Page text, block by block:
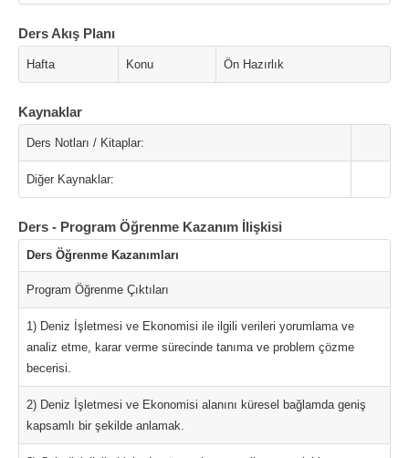
Ders Akış Planı
Hafta Konu Ön Hazırlık
Kaynaklar
Ders Notları / Kitaplar:
Diğer Kaynaklar:
Ders - Program Öğrenme Kazanım İlişkisi
Ders Öğrenme Kazanımları
Program Öğrenme Çıktıları
1) Deniz İşletmesi ve Ekonomisi ile ilgili verileri yorumlama ve
analiz etme, karar verme sürecinde tanıma ve problem çözme
becerisi.
2) Deniz İşletmesi ve Ekonomisi alanını küresel bağlamda geniş
kapsamlı bir şekilde anlamak.